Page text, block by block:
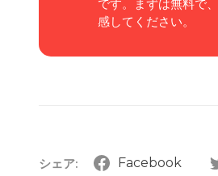
です。まずは無料で
感してください。
シェア: Facebook